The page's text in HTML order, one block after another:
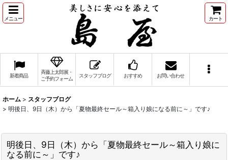
メニュー カート
新着商品
斉藤上太郎展・
ご予約フォーム
スタッフブログ おすすめ お問い合わせ
ホーム > スタッフブログ
> 明後日、9日（木）から「夏物最終セール～箱入り娘になる前に～」です♪
明後日、9日（木）から「夏物最終セール～箱入り娘に
なる前に～」です♪